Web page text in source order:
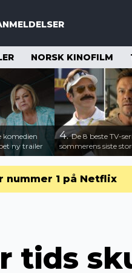
NORSK KINOFILM
komedien
ny trailer
4.De 8 beste TV-
sommerens siste
nummer 1 på Netflix
tids